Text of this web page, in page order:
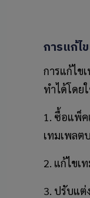
การแก้ไ
การแก้ไข
ทำได้โดย
1. ซื้อแพ็ค
เทมเพลต
2. แก้ไขเ
3. ปรับแต่